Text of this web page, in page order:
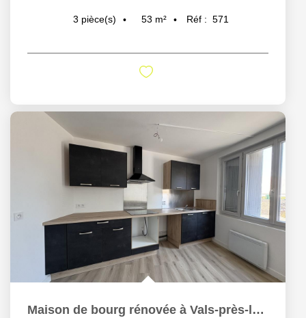
3 pièce(s) 53 m² Réf : 571
Maison de bourg rénovée à Vals-près-le-Puy – 39m²